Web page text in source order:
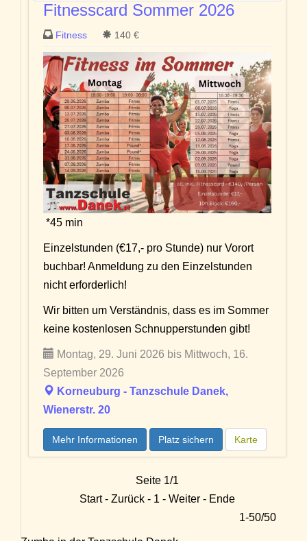
Fitnesscard Sommer 2026
Fitness 140 €
*45 min
Einzelstunden (€17,- pro Stunde) nur Vorort
buchbar! Anmeldung zu den Einzelstunden
nicht erforderlich!
Wir bitten um Verständnis, dass es im Sommer
keine kostenlosen Schnupperstunden gibt!
Montag, 29. Juni 2026 bis Mittwoch, 16.
September 2026
Korneuburg - Tanzschule Danek,
Wienerstr. 20
Mehr Informationen Platz sichern Karte
Seite 1/1
Start - Zurück - 1 - Weiter - Ende
1-50/50